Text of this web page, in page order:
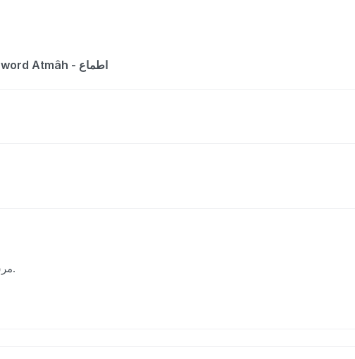
The entry is a dictionary list for the word Atmâh - اطماع
مرسوم لشکر. گویند: امرهم الامیر باطماعهم.